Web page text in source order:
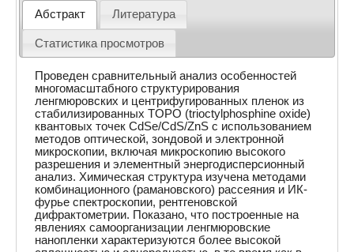
Абстракт Литература
Статистика просмотров
Проведен сравнительный анализ особенностей
многомасштабного структурирования
ленгмюровских и центрифугированных пленок из
стабилизированных TOPO (trioctylphosphine oxide)
квантовых точек CdSe/CdS/ZnS с использованием
методов оптической, зондовой и электронной
микроскопии, включая микроскопию высокого
разрешения и элементный энергодисперсионный
анализ. Химическая структура изучена методами
комбинационного (рамановского) рассеяния и ИК-
фурье спектроскопии, рентгеновской
дифрактометрии. Показано, что построенные на
явлениях самоорганизации ленгмюровские
нанопленки характеризуются более высокой